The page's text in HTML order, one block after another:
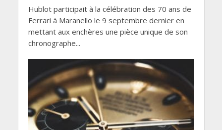
Hublot participait à la célébration des 70 ans de
Ferrari à Maranello le 9 septembre dernier en
mettant aux enchères une pièce unique de son
chronographe...